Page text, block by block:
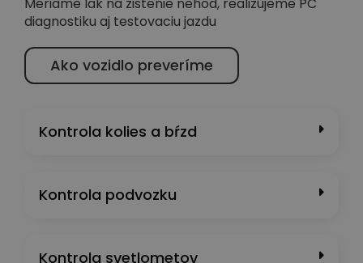
Meriame lak na zistenie nehôd, realizujeme PC
diagnostiku aj testovaciu jazdu
Ako vozidlo preveríme
Kontrola kolies a bŕzd
Kontrola podvozku
Kontrola svetlometov